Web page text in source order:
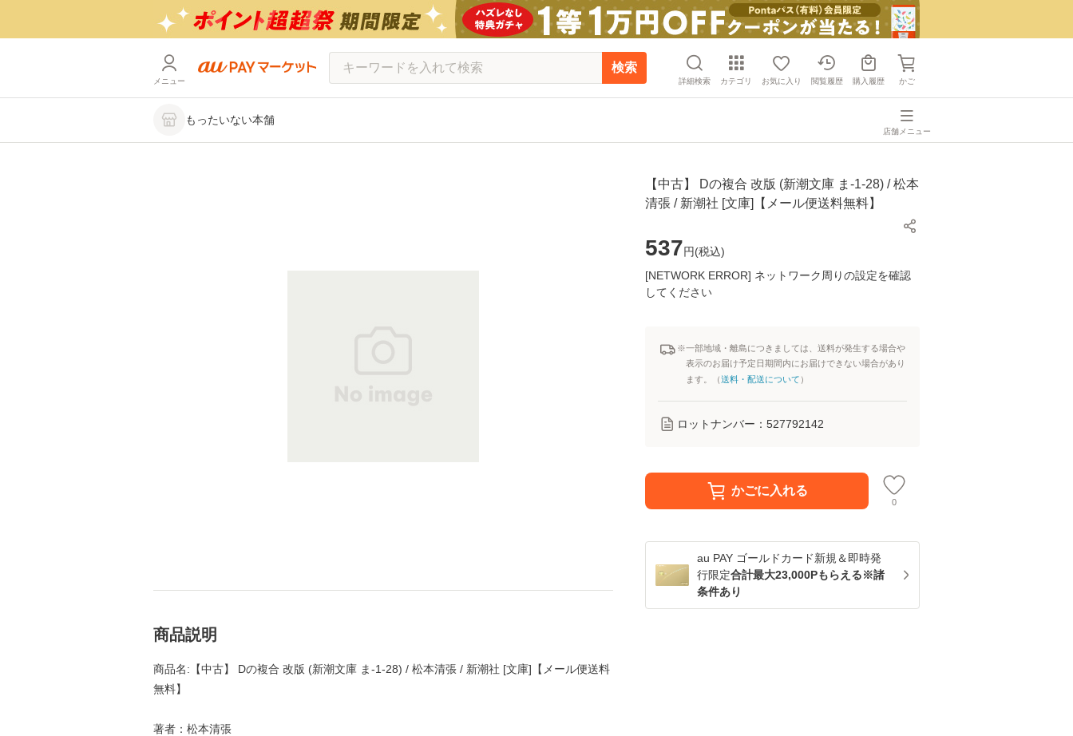
メニュー
検索
詳細検索 カテゴリ お気に入り 閲覧履歴 購入履歴 かご
もったいない本舗
店舗メニュー
【中古】 Dの複合 改版 (新潮文庫 ま-1-28) / 松本
清張 / 新潮社 [文庫]【メール便送料無料】
537円(税込)
[NETWORK ERROR] ネットワーク周りの設定を確認
してください
※一部地域・離島につきましては、送料が発生する場合や
表示のお届け予定日期間内にお届けできない場合があり
ます。（送料・配送について ）
ロットナンバー： 527792142
かごに入れる
0
au PAY ゴールドカード新規＆即時発
行限定合計最大23,000Pもらえる※諸
条件あり
商品説明
商品名:【中古】 Dの複合 改版 (新潮文庫 ま-1-28) / 松本清張 / 新潮社 [文庫]【メール便送料
無料】
著者：松本清張